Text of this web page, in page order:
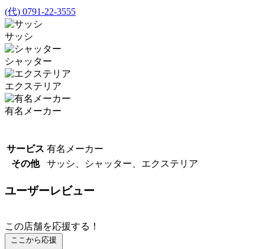
(代) 0791-22-3555
サッシ
シャッター
エクステリア
有名メーカー
サービス 有名メーカー
その他
サッシ、シャッター、エクステリア
ユーザーレビュー
この店舗を応援する！
ここから応援